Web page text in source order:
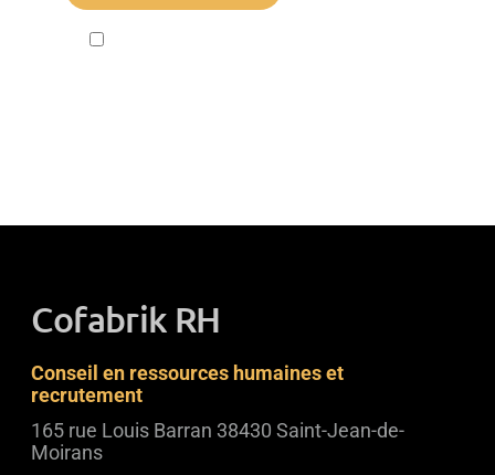
Cofabrik RH
Conseil en ressources humaines et
recrutement
165 rue Louis Barran 38430 Saint-Jean-de-
Moirans